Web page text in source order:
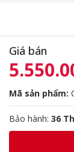
Giá bán
Mã sản phẩm:
Bảo hành: 36